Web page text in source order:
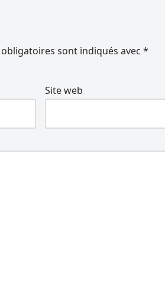
obligatoires sont indiqués avec *
Site web